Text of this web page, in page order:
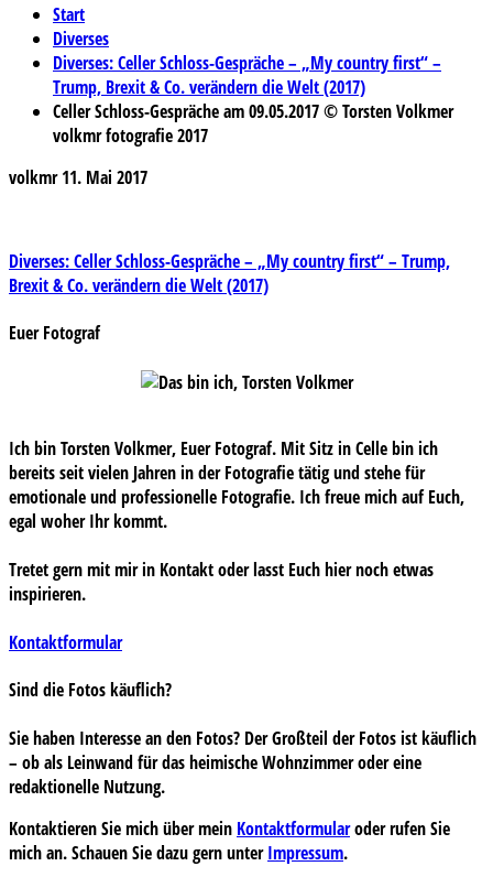
Start
Diverses
Diverses: Celler Schloss-Gespräche – „My country first“ –
Trump, Brexit & Co. verändern die Welt (2017)
Celler Schloss-Gespräche am 09.05.2017 © Torsten Volkmer
volkmr fotografie 2017
volkmr 11. Mai 2017
Beitragsnavigation
Diverses: Celler Schloss-Gespräche – „My country first“ – Trump,
Brexit & Co. verändern die Welt (2017)
Euer Fotograf
Ich bin Torsten Volkmer, Euer Fotograf. Mit Sitz in Celle bin ich
bereits seit vielen Jahren in der Fotografie tätig und stehe für
emotionale und professionelle Fotografie. Ich freue mich auf Euch,
egal woher Ihr kommt.
Tretet gern mit mir in Kontakt oder lasst Euch hier noch etwas
inspirieren.
Kontaktformular
Sind die Fotos käuflich?
Sie haben Interesse an den Fotos? Der Großteil der Fotos ist käuflich
– ob als Leinwand für das heimische Wohnzimmer oder eine
redaktionelle Nutzung.
Kontaktieren Sie mich über mein Kontaktformularoder rufen Sie
mich an. Schauen Sie dazu gern unterImpressum.